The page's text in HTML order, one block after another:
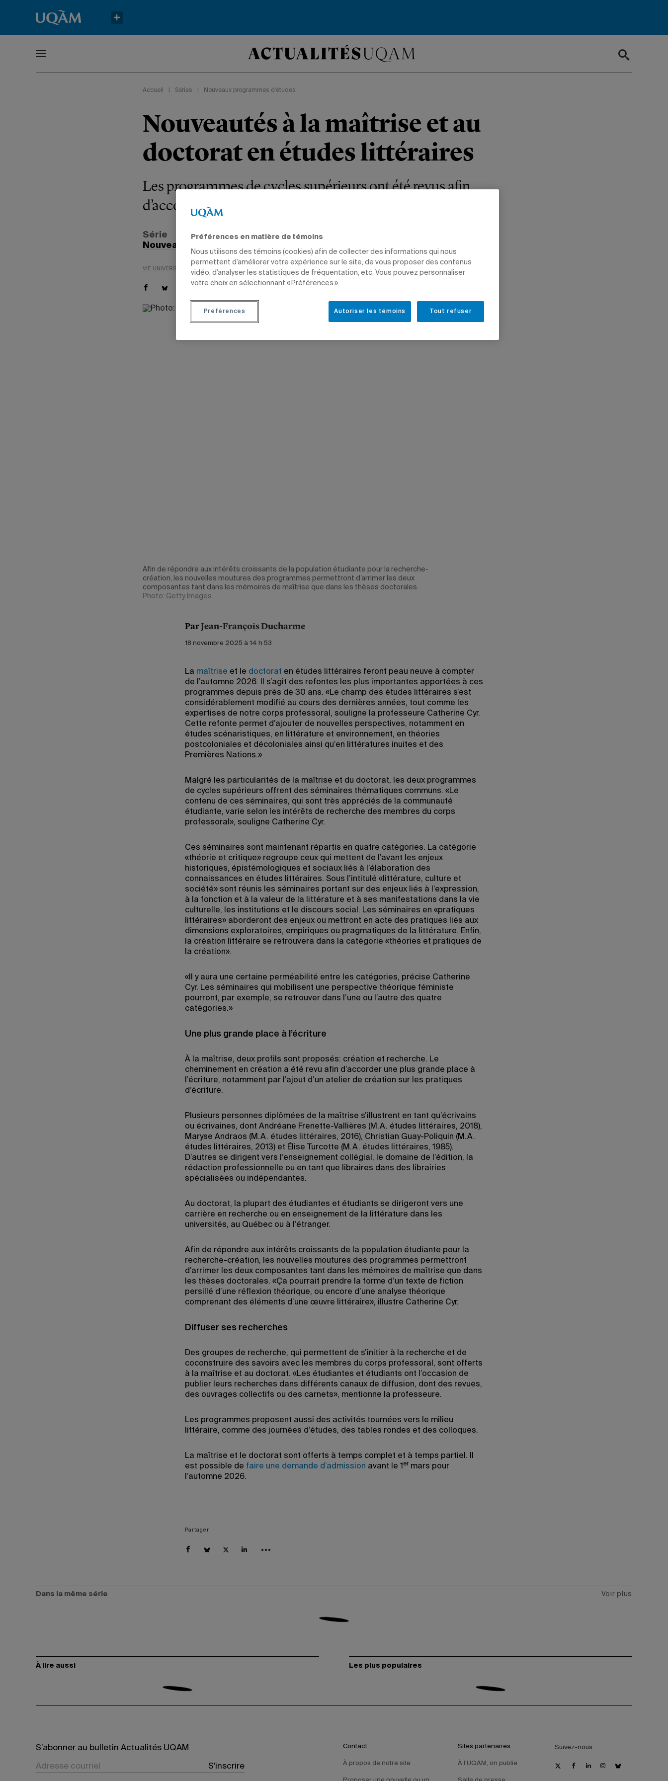
Accueil Séries Nouveaux programmes d'études
Nouveautés à la maîtrise et au
doctorat en études littéraires
Les programmes de cycles supérieurs ont été revus afin
d’accorder une plus grande place à la création.
Série
Nouveaux programmes d'études
VIE UNIVERSITAIRE ENSEIGNEMENT PROFESSEURS
Afin de répondre aux intérêts croissants de la population étudiante pour la recherche-
création, les nouvelles moutures des programmes permettront d’arrimer les deux
composantes tant dans les mémoires de maîtrise que dans les thèses doctorales.
Photo: Getty Images
ParJean-François Ducharme
18 novembre 2025 à 14 h 53
La maîtrise et le doctorat en études littéraires feront peau neuve à compter
de l’automne 2026. Il s’agit des refontes les plus importantes apportées à ces
programmes depuis près de 30 ans. «Le champ des études littéraires s’est
considérablement modifié au cours des dernières années, tout comme les
expertises de notre corps professoral, souligne la professeure Catherine Cyr.
Cette refonte permet d’ajouter de nouvelles perspectives, notamment en
études scénaristiques, en littérature et environnement, en théories
postcoloniales et décoloniales ainsi qu’en littératures inuites et des
Premières Nations.»
Malgré les particularités de la maîtrise et du doctorat, les deux programmes
de cycles supérieurs offrent des séminaires thématiques communs. «Le
contenu de ces séminaires, qui sont très appréciés de la communauté
étudiante, varie selon les intérêts de recherche des membres du corps
professoral», souligne Catherine Cyr.
Ces séminaires sont maintenant répartis en quatre catégories. La catégorie
«théorie et critique» regroupe ceux qui mettent de l’avant les enjeux
historiques, épistémologiques et sociaux liés à l’élaboration des
connaissances en études littéraires. Sous l’intitulé «littérature, culture et
société» sont réunis les séminaires portant sur des enjeux liés à l’expression,
à la fonction et à la valeur de la littérature et à ses manifestations dans la vie
culturelle, les institutions et le discours social. Les séminaires en «pratiques
littéraires» aborderont des enjeux ou mettront en acte des pratiques liés aux
dimensions exploratoires, empiriques ou pragmatiques de la littérature. Enfin,
la création littéraire se retrouvera dans la catégorie «théories et pratiques de
la création».
«Il y aura une certaine perméabilité entre les catégories, précise Catherine
Cyr. Les séminaires qui mobilisent une perspective théorique féministe
pourront, par exemple, se retrouver dans l’une ou l’autre des quatre
catégories.»
Une plus grande place à l’écriture
À la maîtrise, deux profils sont proposés: création et recherche. Le
cheminement en création a été revu afin d’accorder une plus grande place à
l’écriture, notamment par l’ajout d’un atelier de création sur les pratiques
d’écriture.
Plusieurs personnes diplômées de la maîtrise s’illustrent en tant qu’écrivains
ou écrivaines, dont Andréane Frenette-Vallières (M.A. études littéraires, 2018),
Maryse Andraos (M.A. études littéraires, 2016), Christian Guay-Poliquin (M.A.
études littéraires, 2013) et Élise Turcotte (M.A. études littéraires, 1985).
D’autres se dirigent vers l’enseignement collégial, le domaine de l’édition, la
rédaction professionnelle ou en tant que libraires dans des librairies
spécialisées ou indépendantes.
Au doctorat, la plupart des étudiantes et étudiants se dirigeront vers une
carrière en recherche ou en enseignement de la littérature dans les
universités, au Québec ou à l’étranger.
Afin de répondre aux intérêts croissants de la population étudiante pour la
recherche-création, les nouvelles moutures des programmes permettront
d’arrimer les deux composantes tant dans les mémoires de maîtrise que dans
les thèses doctorales. «Ça pourrait prendre la forme d’un texte de fiction
persillé d’une réflexion théorique, ou encore d’une analyse théorique
comprenant des éléments d’une œuvre littéraire», illustre Catherine Cyr.
Diffuser ses recherches
Des groupes de recherche, qui permettent de s’initier à la recherche et de
coconstruire des savoirs avec les membres du corps professoral, sont offerts
à la maîtrise et au doctorat. «Les étudiantes et étudiants ont l’occasion de
publier leurs recherches dans différents canaux de diffusion, dont des revues,
des ouvrages collectifs ou des carnets», mentionne la professeure.
Les programmes proposent aussi des activités tournées vers le milieu
littéraire, comme des journées d’études, des tables rondes et des colloques.
La maîtrise et le doctorat sont offerts à temps complet et à temps partiel. Il
est possible de faire une demande d’admission avant le 1 er mars pour
l’automne 2026.
Partager
Dans la même série Voir plus
À lire aussi Les plus populaires
S’abonner au bulletin Actualités UQAM
S'inscrire
Contact
À propos de notre site
Sites partenaires
À l’UQAM, on publie
Suivez-nous
Préférences en matière de témoins
Nous utilisons des témoins (cookies) afin de collecter des informations qui nous
permettent d’améliorer votre expérience sur le site, de vous proposer des contenus
vidéo, d’analyser les statistiques de fréquentation, etc. Vous pouvez personnaliser
votre choix en sélectionnant « Préférences ».
Tout refuser
Autoriser les témoins
Préférences